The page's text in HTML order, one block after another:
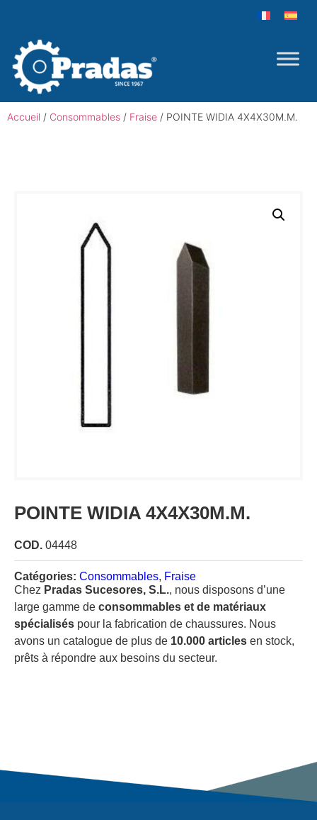
Accueil / Consommables / Fraise / POINTE WIDIA 4X4X30M.M.
POINTE WIDIA 4X4X30M.M.
COD. 04448
Catégories: Consommables, Fraise
Chez Pradas Sucesores, S.L., nous disposons d’une
large gamme de consommables et de matériaux
spécialisés pour la fabrication de chaussures. Nous
avons un catalogue de plus de 10.000 articles en stock,
prêts à répondre aux besoins du secteur.